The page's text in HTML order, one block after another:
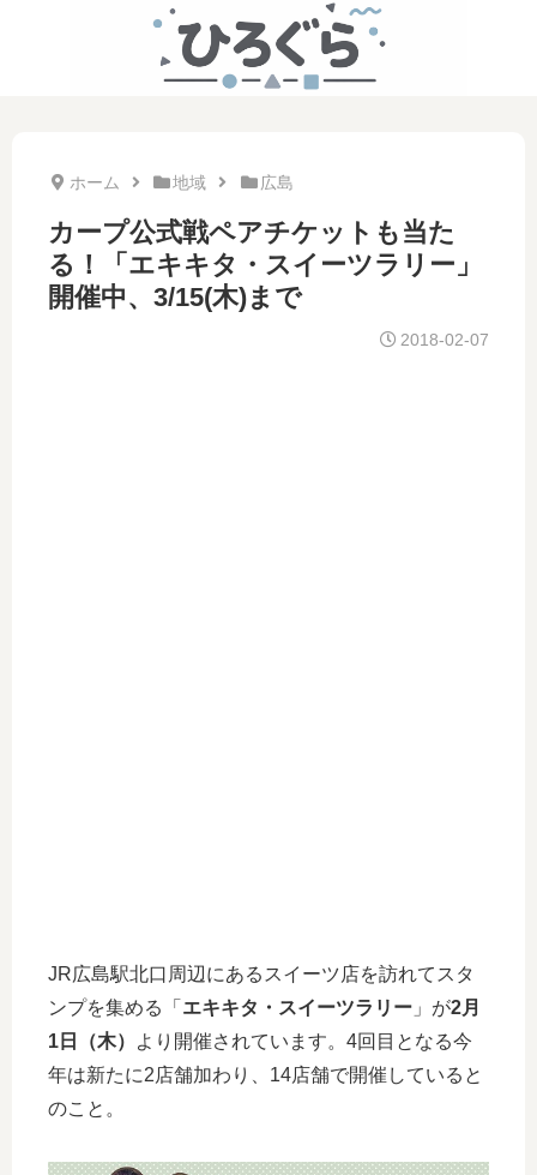
ホーム 地域 広島
カープ公式戦ペアチケットも当た
る！「エキキタ・スイーツラリー」
開催中、3/15(木)まで
2018-02-07
JR広島駅北口周辺にあるスイーツ店を訪れてスタ
ンプを集める「 エキキタ・スイーツラリー 」が2月
1日（木）
より開催されています。4回目となる今
年は新たに2店舗加わり、14店舗で開催していると
のこと。